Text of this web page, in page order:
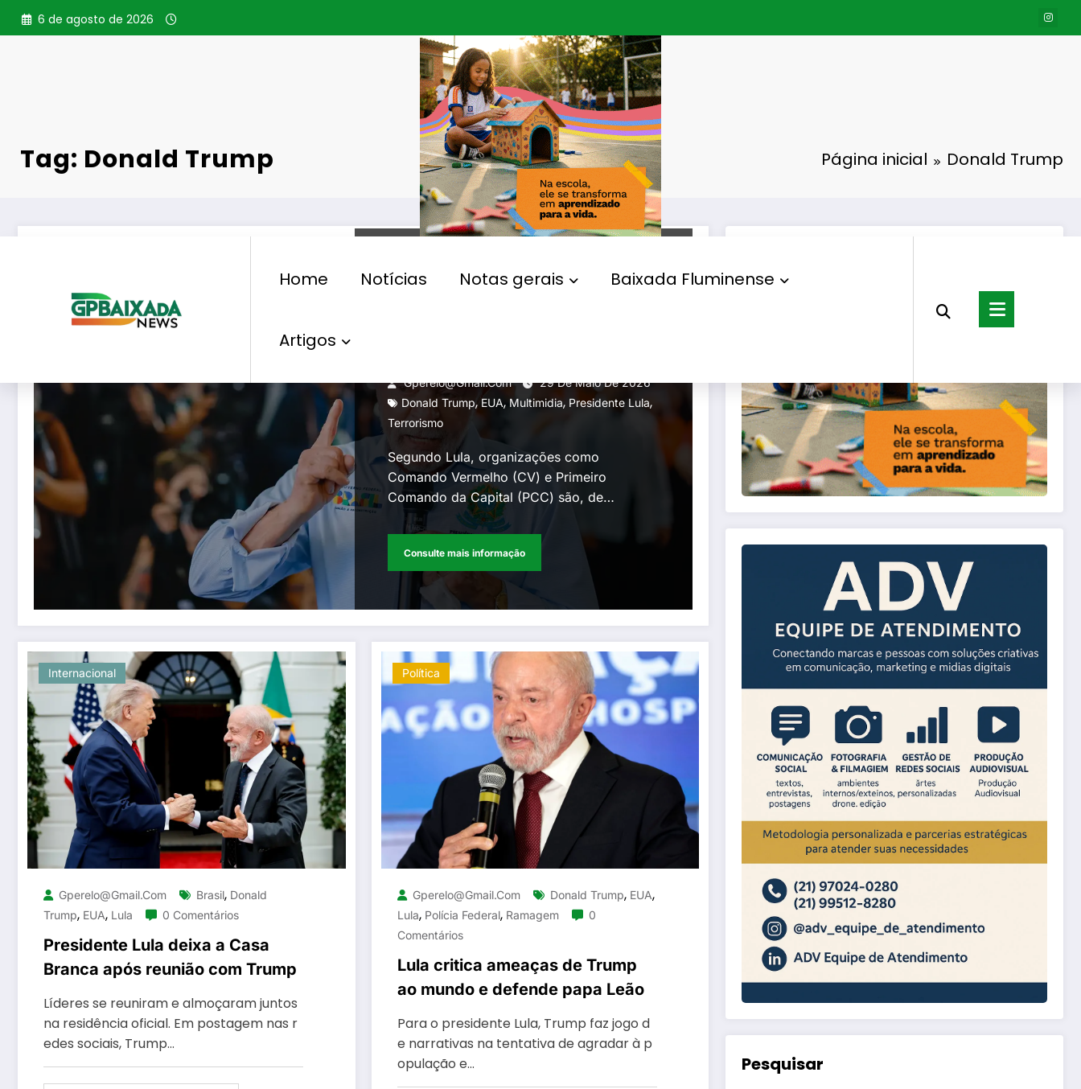
Pular
para
6 de agosto de 2026
Home Notícias Notas gerais Baixada Fluminense
Artigos
Tag: Donald Trump Página inicial Donald Trump
Presidente Lula cobra
interferência dos EUA
Gperelo@gmail.com
29 De Maio De 2026
Donald Trump, EUA, Multimidia, Presidente Lula,
Terrorismo
Segundo Lula, organizações como
Comando Vermelho (CV) e Primeiro
Comando da Capital (PCC) são, de…
Consulte mais informação
Internacional
Gperelo@gmail.com Brasil, Donald
Trump, EUA, Lula 0 Comentários
Presidente Lula deixa a Casa
Branca após reunião com Trump
Líderes se reuniram e almoçaram juntos
na residência oficial. Em postagem nas r
edes sociais, Trump…
Política
Gperelo@gmail.com Donald Trump, EUA,
Lula, Polícia Federal, Ramagem
0
Comentários
Lula critica ameaças de Trump
ao mundo e defende papa Leão
Para o presidente Lula, Trump faz jogo d
e narrativas na tentativa de agradar à p
opulação e…
Pesquisar